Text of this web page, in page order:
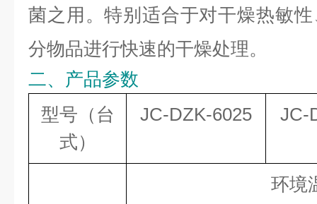
菌之用。特别适合于对干燥热敏
分物品进行快速的干燥处理。
二、产品参数
型号（台
式）
JC-DZK-6025 JC-
环境